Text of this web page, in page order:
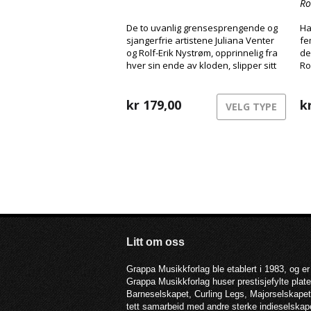
De to uvanlig grensesprengende og
sjangerfrie artistene Juliana Venter
og Rolf-Erik Nystrøm, opprinnelig fra
hver sin ende av kloden, slipper sitt
inn i sitt unike musikalske univers og
presenterer oss for sitt mangeårige
kr 179,00 VELG TYPE
Litt om oss
Grappa Musikkforlag ble etablert i 1983, og
Grappa Musikkforlag huser prestisjefylte
Barneselskapet, Curling Legs,
tett samarbeid med andre sterke